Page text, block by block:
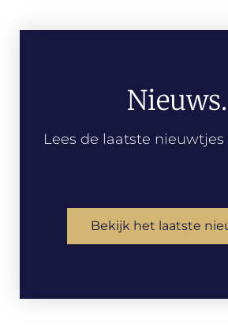
Nieuws.
Lees de laatste nieuwtjes
Bekijk het laatste